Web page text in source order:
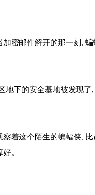
密邮件解开的那一刻, 蝙
下的安全基地被发现了
着这个陌生的蝙蝠侠,
。